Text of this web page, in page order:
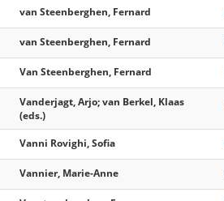
van Steenberghen, Fernard
van Steenberghen, Fernard
Van Steenberghen, Fernard
Vanderjagt, Arjo; van Berkel, Klaas
(eds.)
Vanni Rovighi, Sofia
Vannier, Marie-Anne